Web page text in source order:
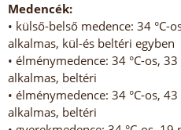
Medencék:
• külső-belső medence: 34 °C-
alkalmas, kül-és beltéri egyben
• élménymedence: 34 °C-os,
alkalmas, beltéri
• élménymedence: 34 °C-os,
alkalmas, beltéri